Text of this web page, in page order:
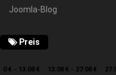
Joomla-Blog
Preis
0 € - 13.08 € 13.08 € - 27.08 €